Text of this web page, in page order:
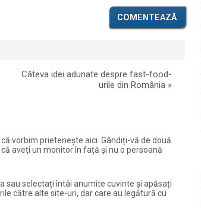
COMENTEAZĂ
Câteva idei adunate despre fast-food-
urile din România»
vorbim prietenește aici. Gândiți-vă de două
aveți un monitor în față și nu o persoană
sau selectați întâi anumite cuvinte și apăsați
către alte site-uri, dar care au legătură cu